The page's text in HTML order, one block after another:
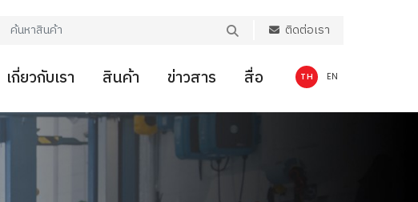
ติดต่อเรา
TH EN
เกี่ยวกับเรา สินค้า ข่าวสาร สื่อ